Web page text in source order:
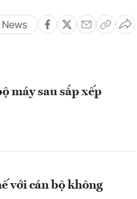
máy sau sắp xếp
với cán bộ không